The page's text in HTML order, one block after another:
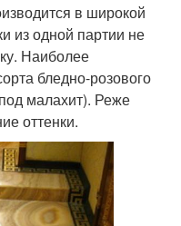
в широкой
из одной партии не
Наиболее
бледно-розового
малахит). Реже
оттенки.